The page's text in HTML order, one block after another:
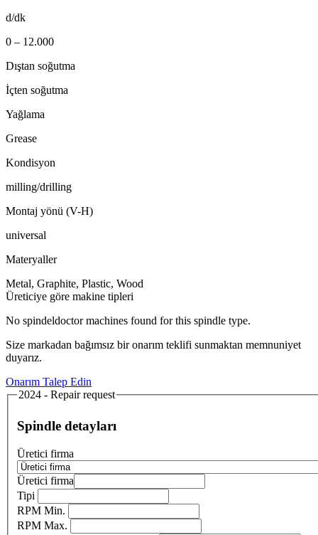
d/dk
0 – 12.000
Dıştan soğutma
İçten soğutma
Yağlama
Grease
Kondisyon
milling/drilling
Montaj yönü (V-H)
universal
Materyaller
Metal, Graphite, Plastic, Wood
Üreticiye göre makine tipleri
No spindeldoctor machines found for this spindle type.
Size markadan bağımsız bir onarım teklifi sunmaktan memnuniyet
duyarız.
Onarım Talep Edin
2024 - Repair request
Spindle detayları
Üretici firma
Üretici firma
Tipi
RPM Min.
RPM Max.